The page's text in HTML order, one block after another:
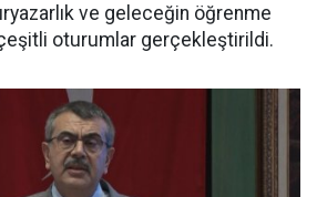
ve geleceğin öğrenme
oturumlar gerçekleştirildi.